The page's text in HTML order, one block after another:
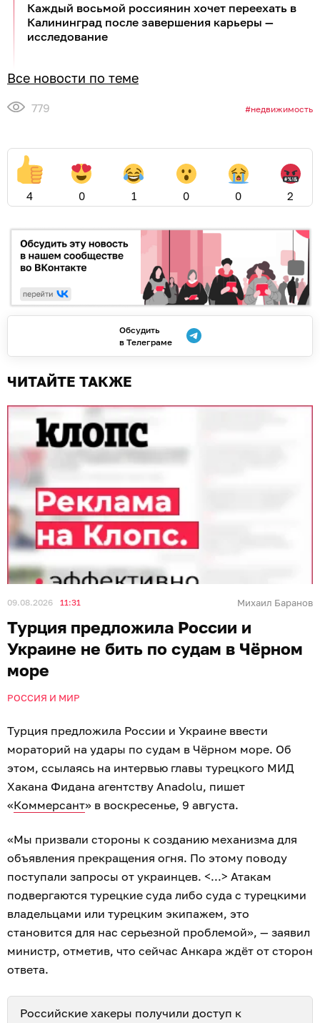
Каждый восьмой россиянин хочет переехать в
Калининград после завершения карьеры —
исследование
Все новости по теме
779 недвижимость
4 0 1 0 0 2
Обсудить
в Телеграме
ЧИТАЙТЕ ТАКЖЕ
09.08.2026 11:31 Михаил Баранов
Турция предложила России и
Украине не бить по судам в Чёрном
море
РОССИЯ И МИР
Турция предложила России и Украине ввести
мораторий на удары по судам в Чёрном море. Об
этом, ссылаясь на интервью главы турецкого МИД
Хакана Фидана агентству Anadolu, пишет
«Коммерсант» в воскресенье, 9 августа.
«Мы призвали стороны к созданию механизма для
объявления прекращения огня. По этому поводу
поступали запросы от украинцев. <...> Атакам
подвергаются турецкие суда либо суда с турецкими
владельцами или турецким экипажем, это
становится для нас серьезной проблемой», — заявил
министр, отметив, что сейчас Анкара ждёт от сторон
ответа.
Российские хакеры получили доступ к